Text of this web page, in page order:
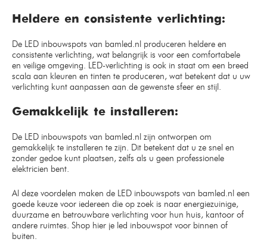
Heldere en consistente verlichting:
De LED inbouwspots van bamled.nl produceren heldere en
consistente verlichting, wat belangrijk is voor een comfortabele
en veilige omgeving. LED-verlichting is ook in staat om een breed
scala aan kleuren en tinten te produceren, wat betekent dat u uw
verlichting kunt aanpassen aan de gewenste sfeer en stijl.
Gemakkelijk te installeren:
De LED inbouwspots van bamled.nl zijn ontworpen om
gemakkelijk te installeren te zijn. Dit betekent dat u ze snel en
zonder gedoe kunt plaatsen, zelfs als u geen professionele
elektricien bent.
Al deze voordelen maken de LED inbouwspots van bamled.nl een
goede keuze voor iedereen die op zoek is naar energiezuinige,
duurzame en betrouwbare verlichting voor hun huis, kantoor of
andere ruimtes. Shop hier je led inbouwspot voor binnen of
buiten.